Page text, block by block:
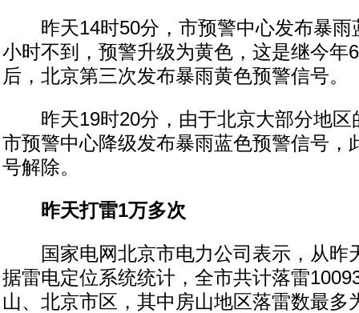
昨天14时50分，市预警中心发布暴雨
小时不到，预警升级为黄色，这是继今年
后，北京第三次发布暴雨黄色预警信号。
昨天19时20分，由于北京大部分地区
市预警中心降级发布暴雨蓝色预警信号，
号解除。
昨天打雷1万多次
国家电网北京市电力公司表示，从昨
据雷电定位系统统计，全市共计落雷
山、北京市区，其中房山地区落雷数最多